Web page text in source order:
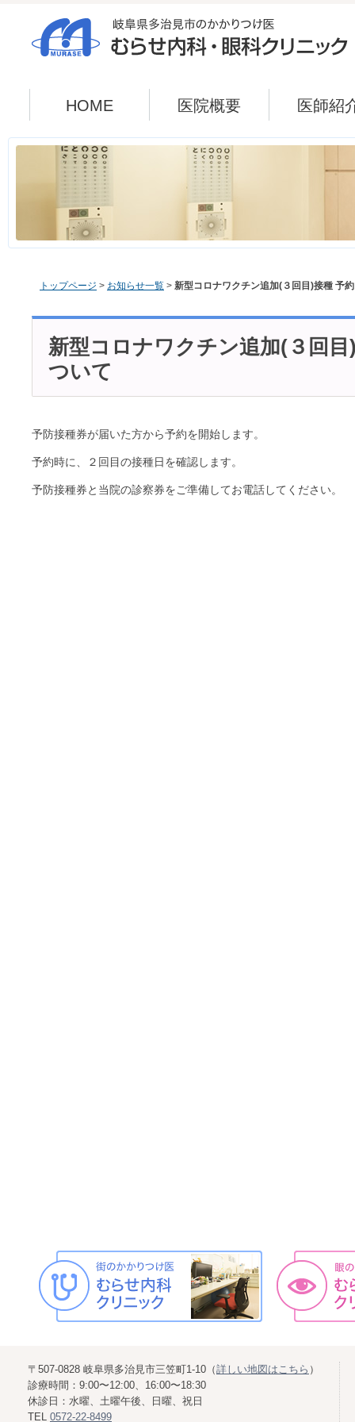
HOME 医院概要 医師紹
トップページ > お知らせ一覧 > 新型コロナワクチン追加(３回目)接種 予
新型コロナワクチン追加(３回
ついて
予防接種券が届いた方から予約を開始します。
予約時に、２回目の接種日を確認します。
予防接種券と当院の診察券をご準備してお電話してください。
〒507-0828 岐阜県多治見市三笠町1-10（詳しい地図はこちら ）
診療時間：9:00〜12:00、16:00〜18:30
休診日：水曜、土曜午後、日曜、祝日
TEL 0572-22-8499